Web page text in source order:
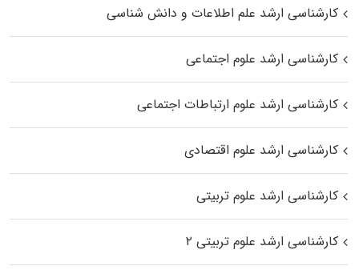
کارشناسی ارشد علم اطلاعات و دانش شناسی
کارشناسی ارشد علوم اجتماعی
کارشناسی ارشد علوم ارتباطات اجتماعی
کارشناسی ارشد علوم اقتصادی
کارشناسی ارشد علوم تربیتی
کارشناسی ارشد علوم تربیتی ۲